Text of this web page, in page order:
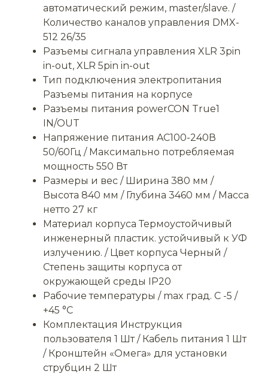
автоматический режим, master/slave. /
Количество каналов управления DMX-
512 26/35
Разъемы сигнала управления XLR 3pin
in-out, XLR 5pin in-out
Тип подключения электропитания
Разъемы питания на корпусе
Разъемы питания powerCON True1
IN/OUT
Напряжение питания AC100-240В
50/60Гц / Максимально потребляемая
мощность 550 Вт
Размеры и вес / Ширина 380 мм /
Высота 840 мм / Глубина 3460 мм / Масса
нетто 27 кг
Материал корпуса Термоустойчивый
инженерный пластик. устойчивый к УФ
излучению. / Цвет корпуса Черный /
Степень защиты корпуса от
окружающей среды IP20
Рабочие температуры / max град. С -5 /
+45 °C
Комплектация Инструкция
пользователя 1 Шт / Кабель питания 1 Шт
/ Кронштейн «Омега» для установки
струбцин 2 Шт